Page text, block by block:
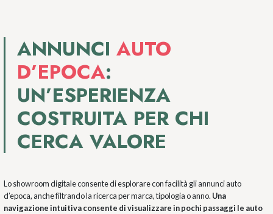
ANNUNCIAUTO
D’EPOCA:
UN’ESPERIENZA
COSTRUITA PER CHI
CERCA VALORE
Lo showroom digitale consente di esplorare con facilità gli annunci auto
d’epoca, anche filtrando la ricerca per marca, tipologia o anno. Una
navigazione intuitiva consente di visualizzare in pochi passaggi le auto